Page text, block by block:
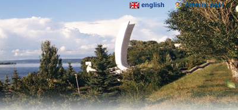
english AdminLogIn